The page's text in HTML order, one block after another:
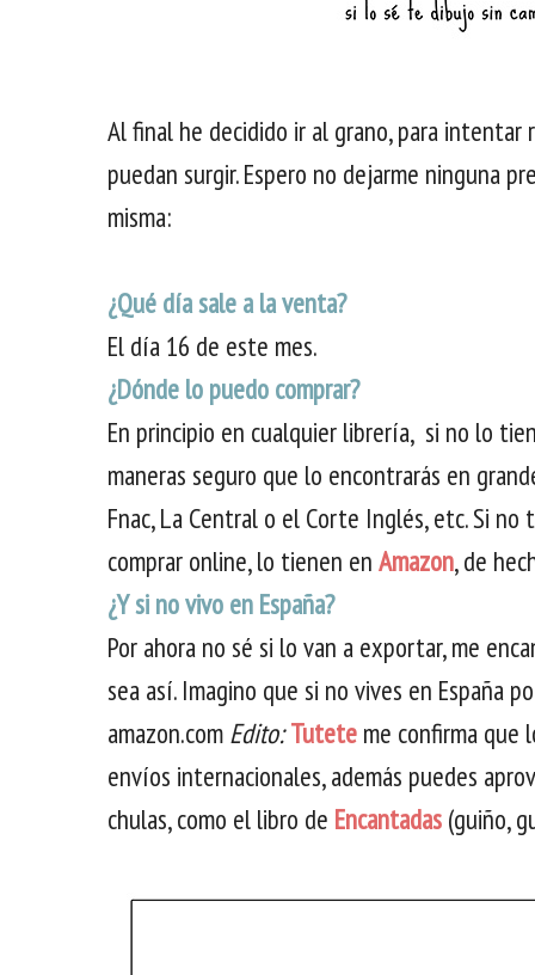
Al final he decidido ir al grano, para intentar
puedan surgir. Espero no dejarme ninguna
misma:
¿Qué día sale a la venta?
El día 16 de este mes.
¿Dónde lo puedo comprar?
En principio en cualquier librería, si no lo
maneras seguro que lo encontrarás en
Fnac, La Central o el Corte Inglés, etc. Si
comprar online, lo tienen en Amazon, de
¿Y si no vivo en España?
Por ahora no sé si lo van a exportar, me
sea así. Imagino que si no vives en España
amazon.com Edito: Tutete me confirma que
envíos internacionales, además puedes
chulas, como el libro de Encantadas (guiño,